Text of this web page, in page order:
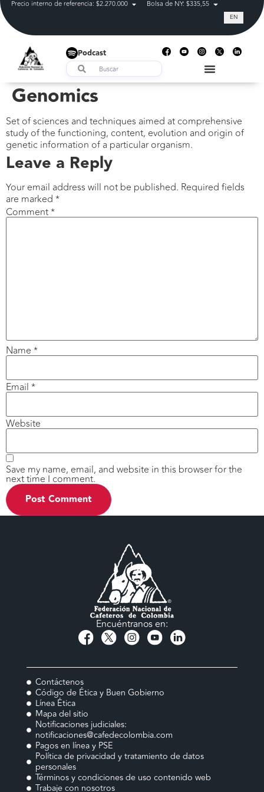
Precio interno de referencia: $2.270.000 Bolsa de NY: $335,55 Tasa de
EN
Podcast
Genomics
Set of sciences and techniques aimed at comprehensive
study of the functioning, content, evolution and origin of
genetic information of a particular organism.
Leave a Reply
Your email address will not be published. Required fields
are marked *
Comment*
Name *
Email *
Website
Save my name, email, and website in this browser for the
next time I comment.
Encuéntranos en:
Contáctenos
Código de Ética y Buen Gobierno
Línea Ética
Mapa del sitio
Notificaciones judiciales:
notificaciones@cafedecolombia.com
Pagos en línea y PSE
Política de privacidad y tratamiento de datos
personales
Términos y condiciones de uso contenido web
Trabaje con nosotros